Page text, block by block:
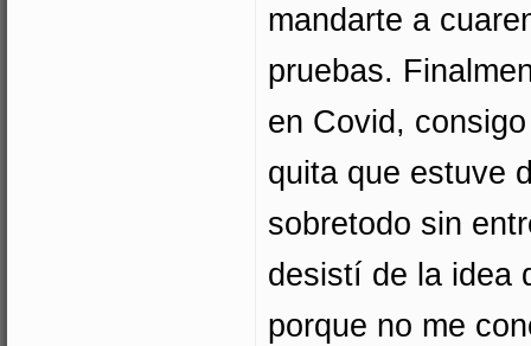
mandarte a
pruebas.
en Covid,
quita que estuve
sobretodo sin
desistí de la idea
porque no me